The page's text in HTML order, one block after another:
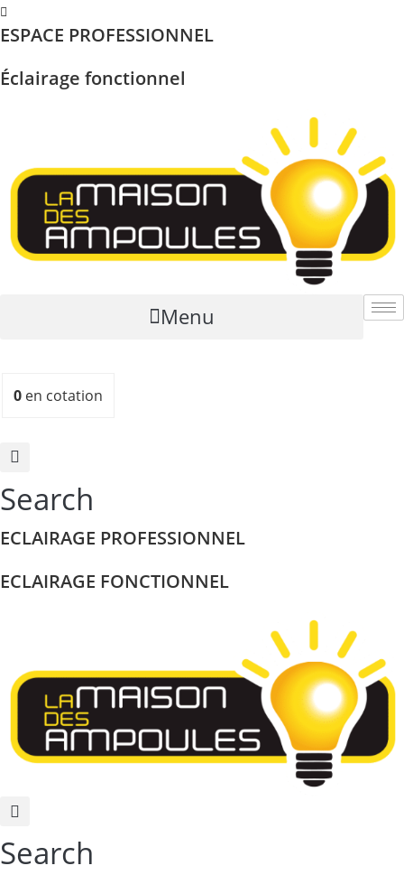
Skip
to
ESPACE PROFESSIONNEL
Éclairage fonctionnel
Menu
0 en cotation
Search
ECLAIRAGE PROFESSIONNEL
ECLAIRAGE FONCTIONNEL
Search